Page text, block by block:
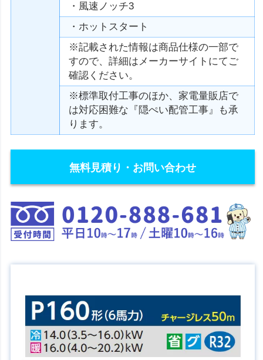
・風速ノッチ3
・ホットスタート
※記載された情報は商品仕様の一部で
すので、詳細はメーカーサイトにてご
確認ください。
※標準取付工事のほか、家電量販店で
は対応困難な『隠ぺい配管工事』も承
ります。
無料見積り・お問い合わせ